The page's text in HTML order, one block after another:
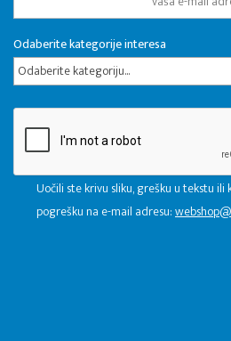
Odaberite kategorije interesa
Odaberite kategoriju...
Uočili ste krivu sliku, grešku u tekstu
pogrešku na e-mail adresu: